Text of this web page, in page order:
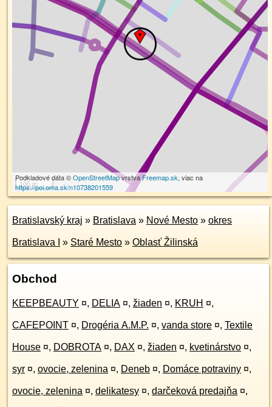
100 m
Podkladové dáta ©OpenStreetMapvrstvaFreemap.sk, viac na
https://poi.oma.sk/n10738201559
Bratislavský kraj » Bratislava » Nové Mesto » okres
Bratislava I » Staré Mesto » Oblasť Žilinská
Obchod
KEEPBEAUTY ¤, DELIA ¤, žiaden ¤, KRUH ¤,
CAFEPOINT ¤, Drogéria A.M.P. ¤, vanda store ¤, Textile
House ¤, DOBROTA ¤, DAX ¤, žiaden ¤, kvetinárstvo ¤,
syr ¤, ovocie, zelenina ¤, Deneb ¤, Domáce potraviny ¤,
ovocie, zelenina ¤, delikatesy ¤, darčeková predajňa ¤,